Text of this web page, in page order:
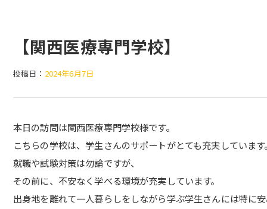
【関西医療専門学校】
投稿日： 2024年6月7日
本日の訪問は関西医療専門学校様です。
こちらの学校は、学生さんのサポートがとても充実しています
就職や試験対策は勿論ですが、
その前に、不安なく学べる環境が充実しています。
出身地を離れて一人暮らしをしながら学ぶ学生さんには特に